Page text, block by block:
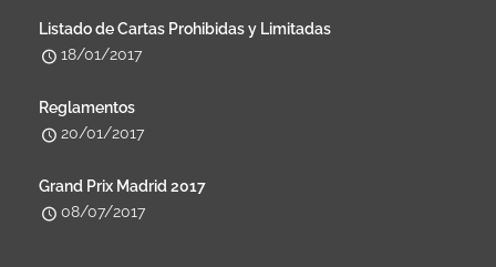
Listado de Cartas Prohibidas y Limitadas
18/01/2017
Reglamentos
20/01/2017
Grand Prix Madrid 2017
08/07/2017